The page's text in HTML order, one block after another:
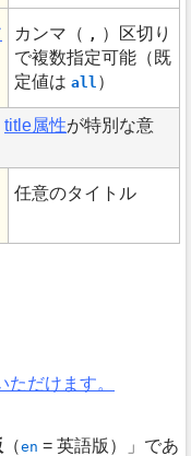
カンマ（ , ）区切り
で複数指定可能（既
定値は all ）
title属性が特別な意
任意のタイトル
だけます。
（en = 英語版）
であ